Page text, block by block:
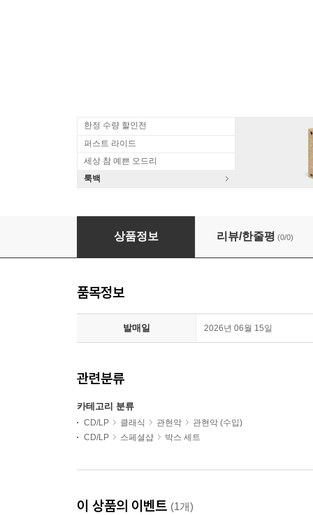
한정 수량 할인전
퍼스트 라이드
세상 참 예쁜 오드리
룩백
London Haydn Quartet 하이든: 현악사중주
상품정보 리뷰/한줄평 (0/0)
품목정보
발매일 2026년 06월 15일
관련분류
카테고리 분류
CD/LP 클래식 관현악
관현악 (수입)
CD/LP
스페셜샵 박스 세트
이 상품의 이벤트 (1개)